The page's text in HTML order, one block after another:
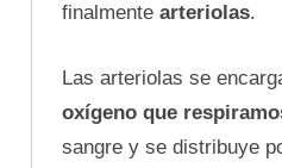
finalmente arteriolas.
Las arteriolas se
oxígeno que
sangre y se distribuye